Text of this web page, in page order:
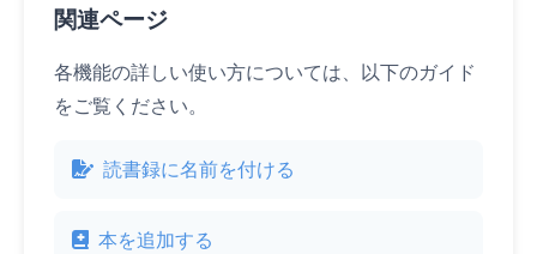
関連ページ
各機能の詳しい使い方については、以下のガイド
をご覧ください。
読書録に名前を付ける
本を追加する